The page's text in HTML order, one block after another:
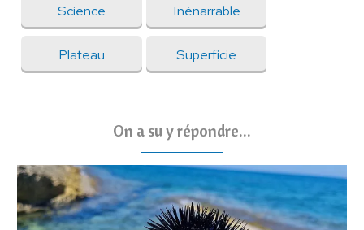
Science Inénarrable
Plateau Superficie
On a su y répondre...